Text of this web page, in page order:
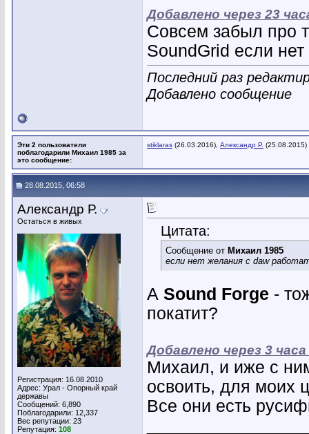
Добавлено через 23
Совсем забыл про
SoundGrid если
Последний раз
Добавлено сообщение
Эти 2 пользователи
поблагодарили Михаил 1985 за
это сообщение:
stiklaras (26.03.2016), Александр Р. (25.08.2015)
28.08.2015, 06:58
Александр Р.
Остаться в живых
Регистрация: 16.08.2010
Адрес: Урал - Опорный край
державы
Сообщений: 6,890
Поблагодарили: 12,337
Вес репутации: 23
Репутация: 108
Цитата:
Сообщение от Михаил 1985
если нет желания с daw
А Sound Forge -
покатит?
Добавлено через 3
Михаил, и иже с
освоить, для моих
Все они есть